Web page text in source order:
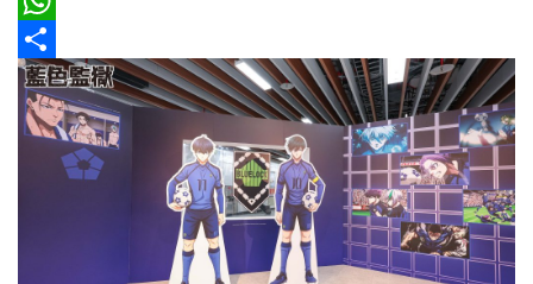
報
車
輛
空
o
k
a
d
s
l
h
o
o
m
a
W
h
a
分
享